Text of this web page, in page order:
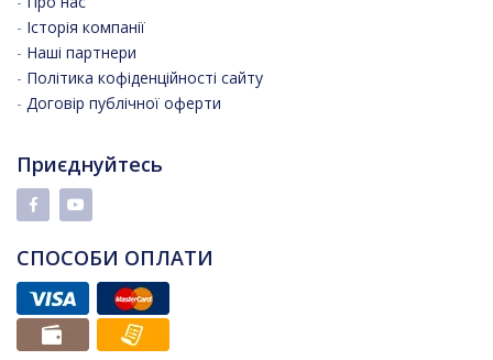
- Історія компанії
- Наші партнери
- Політика кофіденційності сайту
- Договір публічної оферти
Приєднуйтесь
СПОСОБИ ОПЛАТИ